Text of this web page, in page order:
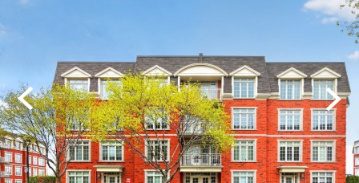
Previous Next